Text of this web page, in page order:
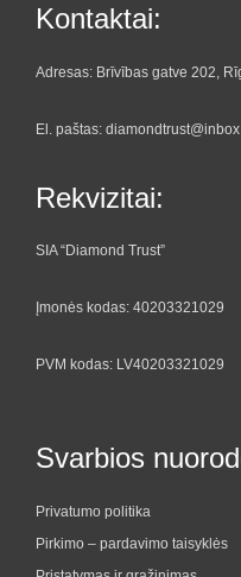
Kontaktai:
Adresas: Brīvības gatve 202,
El. paštas:
Rekvizitai:
SIA “Diamond Trust”
Įmonės kodas: 40203321029
PVM kodas: LV40203321029
Svarbios
Privatumo politika
Pirkimo – pardavimo taisyklės